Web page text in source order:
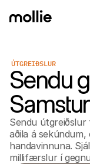
ÚTGREIÐSLUR
Sendu
Sendu útgreiðslur
aðila á sekúndum,
handavinnuna.
millifærslur í